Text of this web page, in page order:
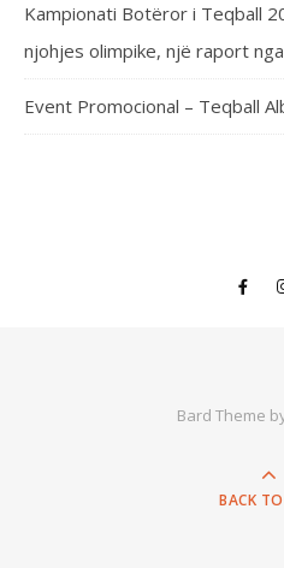
Kampionati Botëror i Teqball
njohjes olimpike, një raport
Event Promocional – Teqball
Bard Theme
BACK